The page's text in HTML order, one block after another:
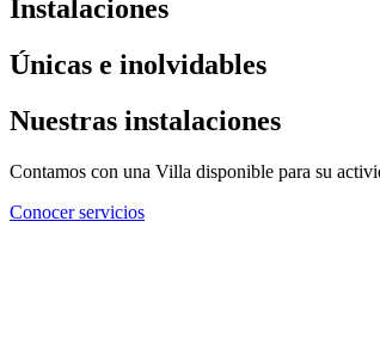
Instalaciones
Únicas e inolvidables
Nuestras instalaciones
Contamos con una Villa disponible para su
Conocer servicios